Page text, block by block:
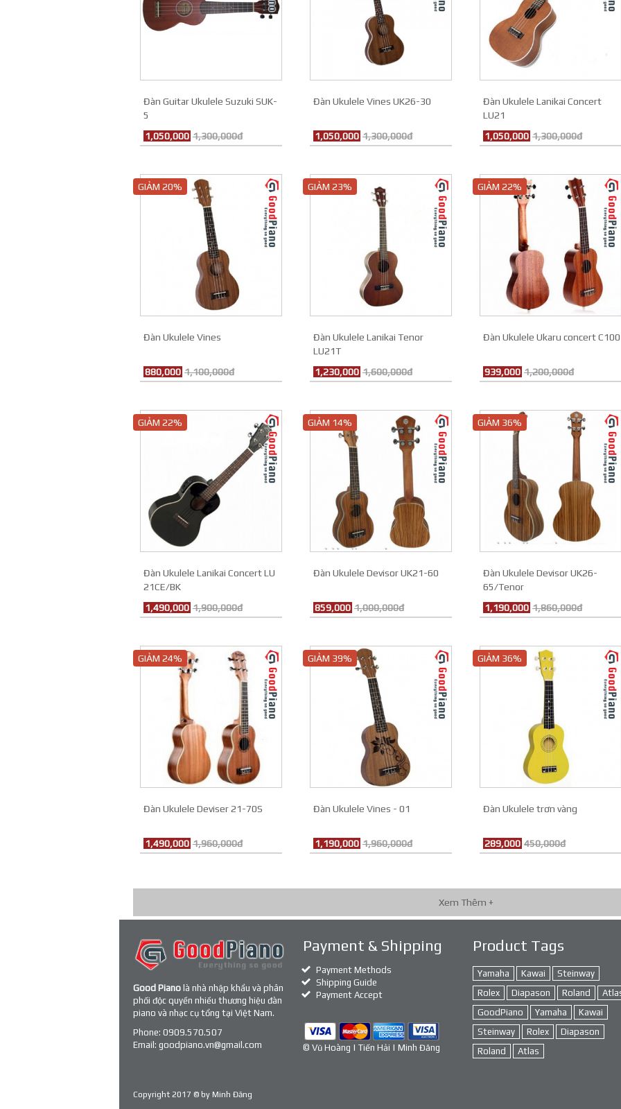
Đàn Guitar Ukulele Suzuki SUK-
5
1,050,000 1,300,000đ
Đàn Ukulele Vines UK26-30
1,050,000 1,300,000đ
Đàn Ukulele Lanikai Concert
LU21
1,050,000 1,300,000đ
GIẢM 20%
Đàn Ukulele Vines
880,000 1,100,000đ
GIẢM 23%
Đàn Ukulele Lanikai Tenor
LU21T
1,230,000 1,600,000đ
GIẢM 22%
Đàn Ukulele Ukaru concert C100
939,000 1,200,000đ
GIẢM 22%
Đàn Ukulele Lanikai Concert LU
21CE/BK
1,490,000 1,900,000đ
GIẢM 14%
Đàn Ukulele Devisor UK21-60
859,000 1,000,000đ
GIẢM 36%
Đàn Ukulele Devisor UK26-
65/Tenor
1,190,000 1,860,000đ
GIẢM 24%
Đàn Ukulele Deviser 21-70S
1,490,000 1,960,000đ
GIẢM 39%
Đàn Ukulele Vines - 01
1,190,000 1,960,000đ
GIẢM 36%
Đàn Ukulele trơn vàng
289,000 450,000đ
Xem Thêm +
Good Piano là nhà nhập khẩu và phân
phối độc quyền nhiều thương hiệu đàn
piano và nhạc cụ tổng tại Việt Nam.
Phone: 0909.570.507
Email: goodpiano.vn@gmail.com
Payment & Shipping
Payment Methods
Shipping Guide
Payment Accept
© Vũ Hoàng | Tiến Hải | Minh Đăng
Product Tags
Yamaha Kawai
Steinway
Rolex
Diapason Roland
GoodPiano
Yamaha
Kawai
Steinway
Rolex
Diapason
Roland
Atlas
Copyright 2017 © by Minh Đăng